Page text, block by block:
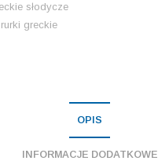
słodycze
rurki greckie
OPIS
INFORMACJE DODATKOWE